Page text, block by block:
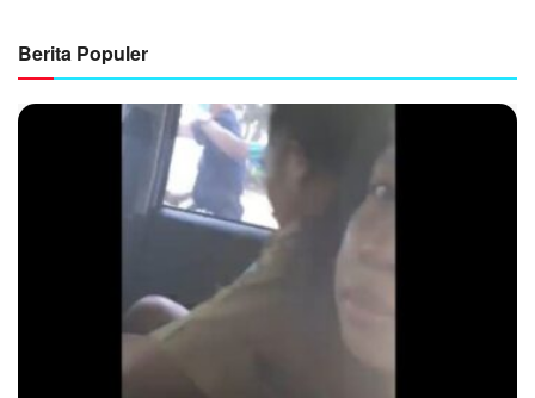
Berita Populer